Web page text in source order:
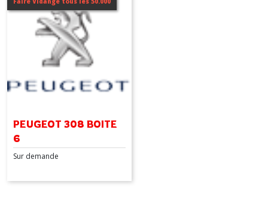
PEUGEOT 308 BOITE
6
Sur demande
(1)
508
(1)
5008